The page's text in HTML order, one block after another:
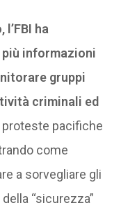
ha
informazioni
gruppi
criminali ed
pacifiche
come
a sorvegliare gli
“sicurezza”